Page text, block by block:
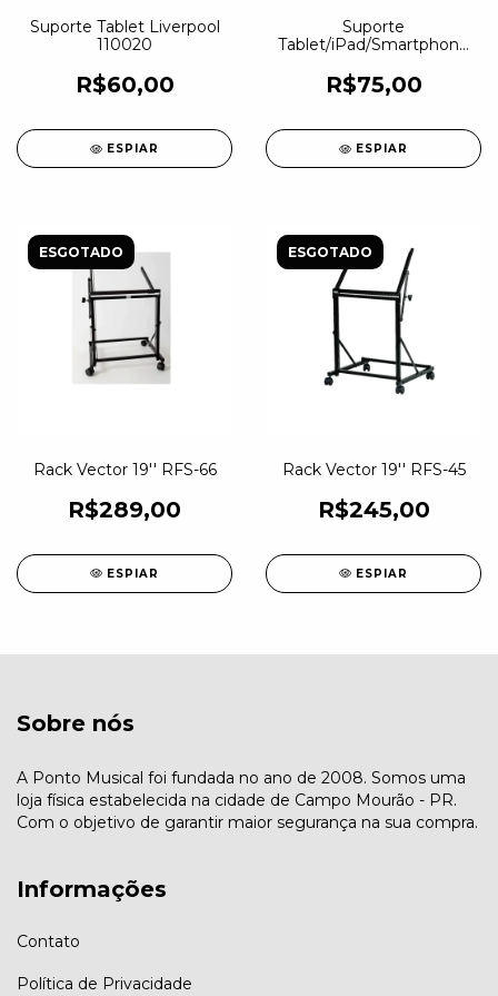
Suporte Tablet Liverpool
110020
R$60,00
ESPIAR
Suporte
Tablet/iPad/Smartphone
R$75,00
ESPIAR
ESGOTADO
Rack Vector 19'' RFS-66
R$289,00
ESPIAR
ESGOTADO
Rack Vector 19'' RFS-45
R$245,00
ESPIAR
Sobre nós
A Ponto Musical foi fundada no ano de 2008. Somos uma
loja física estabelecida na cidade de Campo Mourão - PR.
Com o objetivo de garantir maior segurança na sua compra.
Informações
Contato
Política de Privacidade